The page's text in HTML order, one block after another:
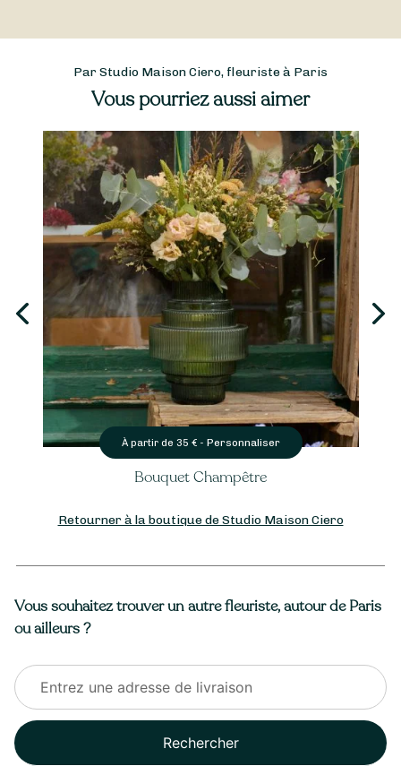
Par Studio Maison Ciero, fleuriste à Paris
Vous pourriez aussi aimer
À partir de 35 € - Personnaliser
Bouquet Champêtre
Retourner à la boutique de Studio Maison Ciero
Vous souhaitez trouver un autre fleuriste, autour de Paris
ou ailleurs ?
Rechercher